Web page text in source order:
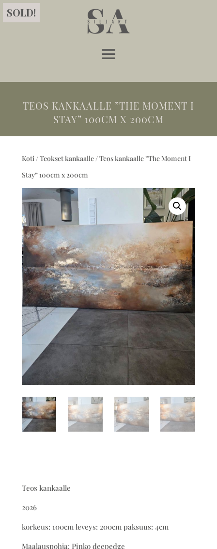
SOLD!
TEOS KANKAALLE ”THE MOMENT I
STAY” 100CM X 200CM
Koti/Teokset kankaalle/ Teos kankaalle ”The Moment I
Stay” 100cm x 200cm
Teos kankaalle
2026
korkeus: 100cm leveys: 200cm paksuus: 4cm
Maalauspohja: Pinko deepedge